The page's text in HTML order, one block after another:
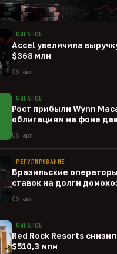
ФИНАНСЫ
Accel увеличила
$368 млн
06 авг
ФИНАНСЫ
Рост прибыли Wynn
облигациям на фоне
06 авг
РЕГУЛИРОВАНИЕ
Бразильские
ставок на долги
06 авг
ФИНАНСЫ
Red Rock Resorts
$510,3 млн